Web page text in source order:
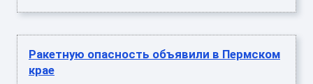
Ракетную опасность объявили в Пермском
крае